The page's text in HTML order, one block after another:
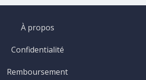
À propos
Confidentialité
Remboursement